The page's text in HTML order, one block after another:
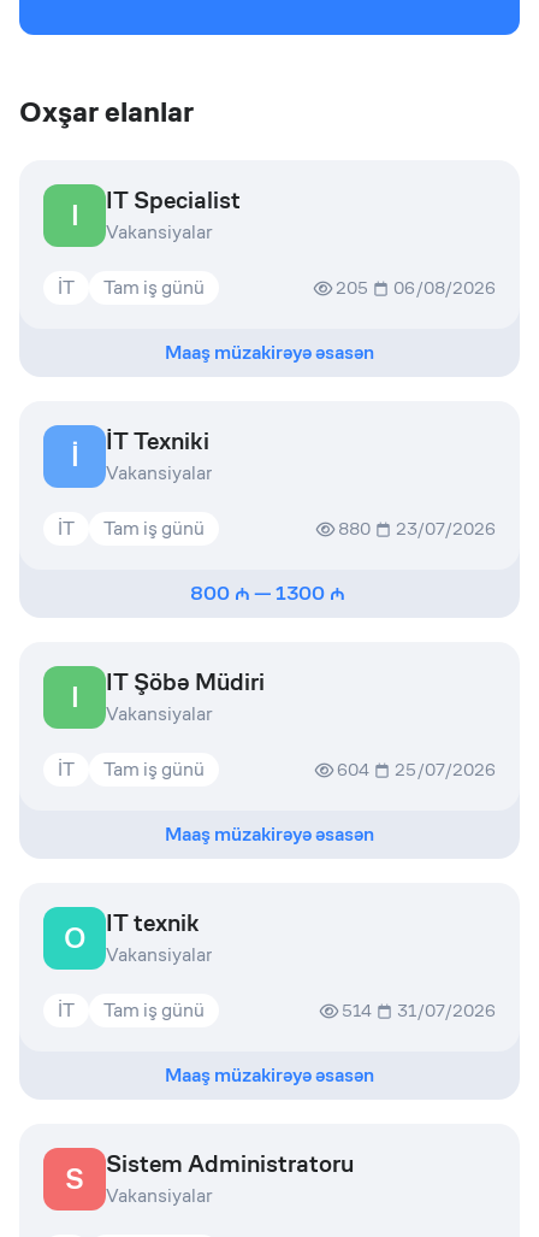
Oxşar elanlar
I IT Specialist
Vakansiyalar
İT Tam iş günü 205 06/08/2026
Maaş müzakirəyə əsasən
İ İT Texniki
Vakansiyalar
İT Tam iş günü 880 23/07/2026
800 —1300
I IT Şöbə Müdiri
Vakansiyalar
İT Tam iş günü 604 25/07/2026
Maaş müzakirəyə əsasən
O IT texnik
Vakansiyalar
İT Tam iş günü 514 31/07/2026
Maaş müzakirəyə əsasən
S Sistem Administratoru
Vakansiyalar